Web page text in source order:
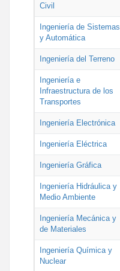
Civil
Ingeniería de Sistemas
y Automática
Ingeniería del Terreno
Ingeniería e
Infraestructura de los
Transportes
Ingeniería Electrónica
Ingeniería Eléctrica
Ingeniería Gráfica
Ingeniería Hidráulica y
Medio Ambiente
Ingeniería Mecánica y
de Materiales
Ingeniería Química y
Nuclear